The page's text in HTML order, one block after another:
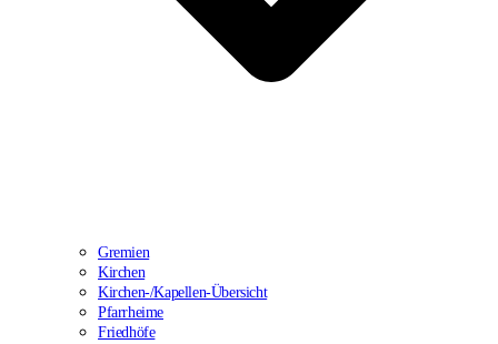
Gremien
Kirchen
Kirchen-/Kapellen-Übersicht
Pfarrheime
Friedhöfe